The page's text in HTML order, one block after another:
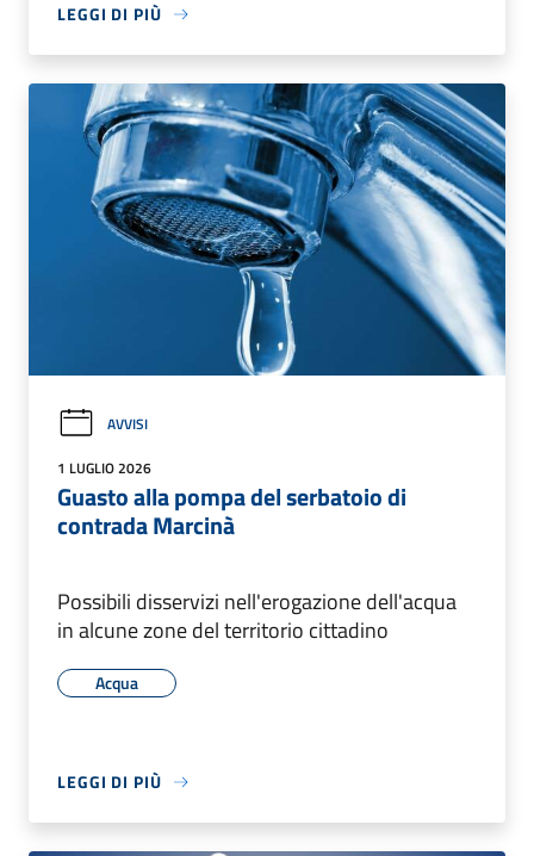
LEGGI DI PIÙ
AVVISI
1 LUGLIO 2026
Guasto alla pompa del serbatoio di
contrada Marcinà
Possibili disservizi nell'erogazione dell'acqua
in alcune zone del territorio cittadino
Acqua
LEGGI DI PIÙ